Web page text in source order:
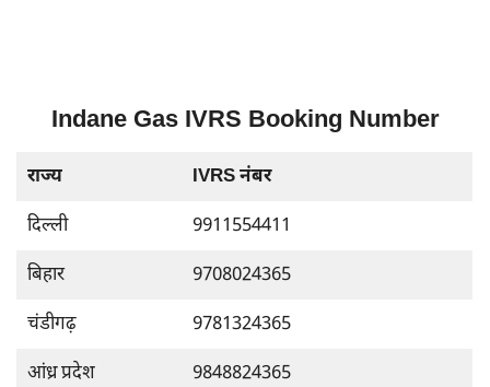
Indane Gas IVRS Booking Number
राज्य IVRS नंबर
दिल्ली 9911554411
बिहार 9708024365
चंडीगढ़ 9781324365
आंध्र प्रदेश 9848824365